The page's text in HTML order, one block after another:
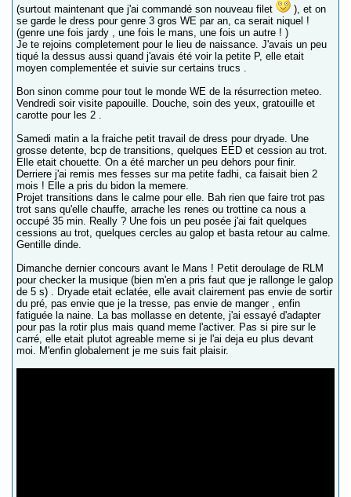
(surtout maintenant que j'ai commandé son nouveau filet
), et on
se garde le dress pour genre 3 gros WE par an, ca serait niquel !
(genre une fois jardy , une fois le mans, une fois un autre ! )
Je te rejoins completement pour le lieu de naissance. J'avais un peu
tiqué la dessus aussi quand j'avais été voir la petite P, elle etait
moyen complementée et suivie sur certains trucs .
Bon sinon comme pour tout le monde WE de la résurrection meteo.
Vendredi soir visite papouille. Douche, soin des yeux, gratouille et
carotte pour les 2 .
Samedi matin a la fraiche petit travail de dress pour dryade. Une
grosse detente, bcp de transitions, quelques EED et cession au trot.
Elle etait chouette. On a été marcher un peu dehors pour finir.
Derriere j'ai remis mes fesses sur ma petite fadhi, ca faisait bien 2
mois ! Elle a pris du bidon la memere.
Projet transitions dans le calme pour elle. Bah rien que faire trot pas
trot sans qu'elle chauffe, arrache les renes ou trottine ca nous a
occupé 35 min. Really ? Une fois un peu posée j'ai fait quelques
cessions au trot, quelques cercles au galop et basta retour au calme.
Gentille dinde.
Dimanche dernier concours avant le Mans ! Petit deroulage de RLM
pour checker la musique (bien m'en a pris faut que je rallonge le galop
de 5 s) . Dryade etait eclatée, elle avait clairement pas envie de sortir
du pré, pas envie que je la tresse, pas envie de manger , enfin
fatiguée la naine. La bas mollasse en detente, j'ai essayé d'adapter
pour pas la rotir plus mais quand meme l'activer. Pas si pire sur le
carré, elle etait plutot agreable meme si je l'ai deja eu plus devant
moi. M'enfin globalement je me suis fait plaisir.